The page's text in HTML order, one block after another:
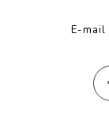
E-mail